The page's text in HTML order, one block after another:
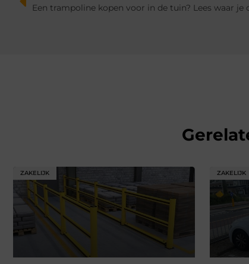
Een trampoline kopen voor in de tuin? Lees waar
ZAKELIJK ZAKELIJK